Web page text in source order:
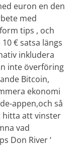
euron en den
med
tips , och
€ satsa längs
inkludera
inte överföring
Bitcoin,
ekonomi
appen,och så
hitta att vinster
vad
Don River ‘